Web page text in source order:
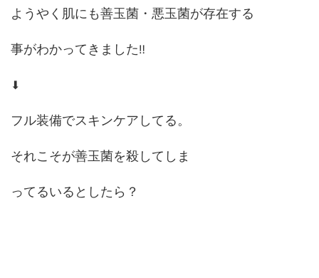
ようやく肌にも善玉菌・悪玉菌が存在する
事がわかってきました‼
⬇
フル装備でスキンケアしてる。
それこそが善玉菌を殺してしま
ってるいるとしたら？